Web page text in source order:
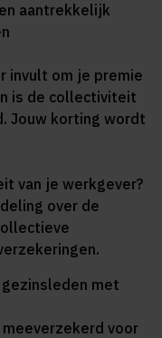
aantrekkelijk
invult om je premie
is de collectiviteit
Jouw korting wordt
van je werkgever?
over de
met
voor